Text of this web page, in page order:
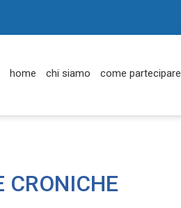
home chi siamo come partecipare
CRONICHE